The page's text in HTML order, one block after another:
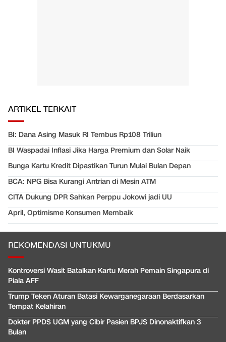
ARTIKEL TERKAIT
BI: Dana Asing Masuk RI Tembus Rp108 Triliun
BI Waspadai Inflasi Jika Harga Premium dan Solar Naik
Bunga Kartu Kredit Dipastikan Turun Mulai Bulan Depan
BCA: NPG Bisa Kurangi Antrian di Mesin ATM
CITA Dukung DPR Sahkan Perppu Jokowi jadi UU
April, Optimisme Konsumen Membaik
REKOMENDASI UNTUKMU
Kontroversi Wasit Batalkan Kartu Merah Pemain Singapura di
Piala AFF
Trump Teken Aturan Batasi Kewarganegaraan Berdasarkan
Tempat Kelahiran
Dokter PPDS UGM yang Cibir Pasien BPJS Dinonaktifkan 3
Bulan